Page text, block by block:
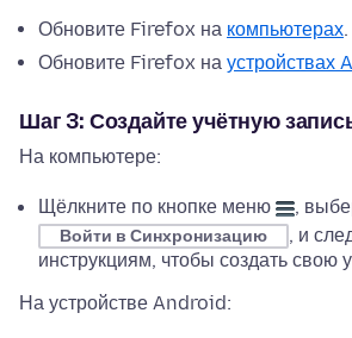
Обновите Firefox на компьютерах.
Обновите Firefox на устройствах
Шаг 3: Создайте учётную
На компьютере:
Щёлкните по кнопке меню ,
Войти в Синхронизацию
, и
инструкциям, чтобы создать свою
На устройстве Android: